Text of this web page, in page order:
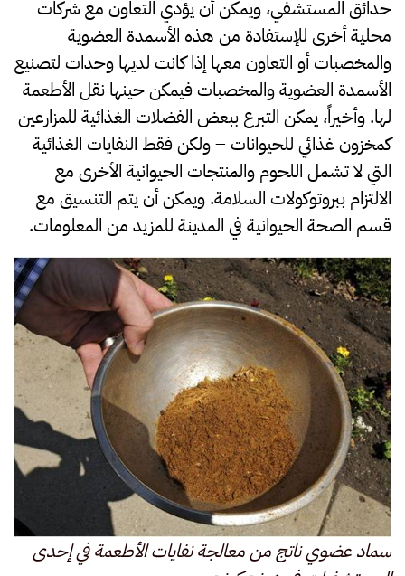
حدائق المستشفي، ويمكن أن يؤدي التعاون مع شركات
محلية أخرى للإستفادة من هذه الأسمدة العضوية
والمخصبات أو التعاون معها إذا كانت لديها وحدات لتصنيع
الأسمدة العضوية والمخصبات فيمكن حينها نقل الأطعمة
لها. وأخيراً، يمكن التبرع ببعض الفضلات الغذائية للمزارعين
كمخزون غذائي للحيوانات – ولكن فقط النفايات الغذائية
التي لا تشمل اللحوم والمنتجات الحيوانية الأخرى مع
الالتزام ببروتوكولات السلامة. ويمكن أن يتم التنسيق مع
قسم الصحة الحيوانية في المدينة للمزيد من المعلومات.
سماد عضوي ناتج من معالجة نفايات الأطعمة في إحدى